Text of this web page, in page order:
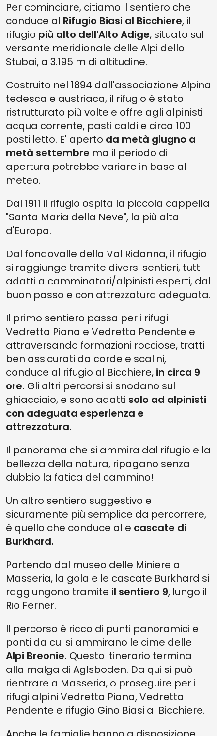
Per cominciare, citiamo il sentiero che
conduce al Rifugio Biasi al Bicchiere, il
rifugio più alto dell'Alto Adige, situato sul
versante meridionale delle Alpi dello
Stubai, a 3.195 m di altitudine.
Costruito nel 1894 dall'associazione Alpina
tedesca e austriaca, il rifugio è stato
ristrutturato più volte e offre agli alpinisti
acqua corrente, pasti caldi e circa 100
posti letto. E' aperto da metà giugno a
metà settembre ma il periodo di
apertura potrebbe variare in base al
meteo.
Dal 1911 il rifugio ospita la piccola cappella
"Santa Maria della Neve", la più alta
d'Europa.
Dal fondovalle della Val Ridanna, il rifugio
si raggiunge tramite diversi sentieri, tutti
adatti a camminatori/alpinisti esperti, dal
buon passo e con attrezzatura adeguata.
Il primo sentiero passa per i rifugi
Vedretta Piana e Vedretta Pendente e
attraversando formazioni rocciose, tratti
ben assicurati da corde e scalini,
conduce al rifugio al Bicchiere, in circa 9
ore. Gli altri percorsi si snodano sul
ghiacciaio, e sono adatti solo ad alpinisti
con adeguata esperienza e
attrezzatura.
Il panorama che si ammira dal rifugio e la
bellezza della natura, ripagano senza
dubbio la fatica del cammino!
Un altro sentiero suggestivo e
sicuramente più semplice da percorrere,
è quello che conduce alle cascate di
Burkhard.
Partendo dal museo delle Miniere a
Masseria, la gola e le cascate Burkhard si
raggiungono tramite il sentiero 9, lungo il
Rio Ferner.
Il percorso è ricco di punti panoramici e
ponti da cui si ammirano le cime delle
Alpi Breonie. Questo itinerario termina
alla malga di Aglsboden. Da qui si può
rientrare a Masseria, o proseguire per i
rifugi alpini Vedretta Piana, Vedretta
Pendente e rifugio Gino Biasi al Bicchiere.